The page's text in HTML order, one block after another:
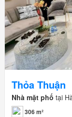
Thỏa Thuận
Nhà mặt phố tại
306 m²